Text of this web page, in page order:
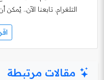
التلغرام. تابعنا الآن.. يُمكن
مقالات مرتبطة